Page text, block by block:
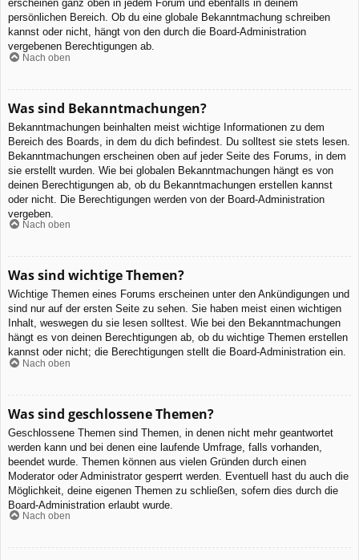
erscheinen ganz oben in jedem Forum und ebenfalls in deinem
persönlichen Bereich. Ob du eine globale Bekanntmachung schreiben
kannst oder nicht, hängt von den durch die Board-Administration
vergebenen Berechtigungen ab.
Nach oben
Was sind Bekanntmachungen?
Bekanntmachungen beinhalten meist wichtige Informationen zu dem
Bereich des Boards, in dem du dich befindest. Du solltest sie stets lesen.
Bekanntmachungen erscheinen oben auf jeder Seite des Forums, in dem
sie erstellt wurden. Wie bei globalen Bekanntmachungen hängt es von
deinen Berechtigungen ab, ob du Bekanntmachungen erstellen kannst
oder nicht. Die Berechtigungen werden von der Board-Administration
vergeben.
Nach oben
Was sind wichtige Themen?
Wichtige Themen eines Forums erscheinen unter den Ankündigungen und
sind nur auf der ersten Seite zu sehen. Sie haben meist einen wichtigen
Inhalt, weswegen du sie lesen solltest. Wie bei den Bekanntmachungen
hängt es von deinen Berechtigungen ab, ob du wichtige Themen erstellen
kannst oder nicht; die Berechtigungen stellt die Board-Administration ein.
Nach oben
Was sind geschlossene Themen?
Geschlossene Themen sind Themen, in denen nicht mehr geantwortet
werden kann und bei denen eine laufende Umfrage, falls vorhanden,
beendet wurde. Themen können aus vielen Gründen durch einen
Moderator oder Administrator gesperrt werden. Eventuell hast du auch die
Möglichkeit, deine eigenen Themen zu schließen, sofern dies durch die
Board-Administration erlaubt wurde.
Nach oben